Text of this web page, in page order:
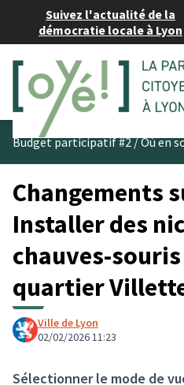
Suivez l'actualité de la
démocratie locale à Lyon
Budget participatif #2/Où en
Changements
Installer des
chauves-
quartier
Ville de Lyon
02/02/2026 11:23
Sélectionner le mode de